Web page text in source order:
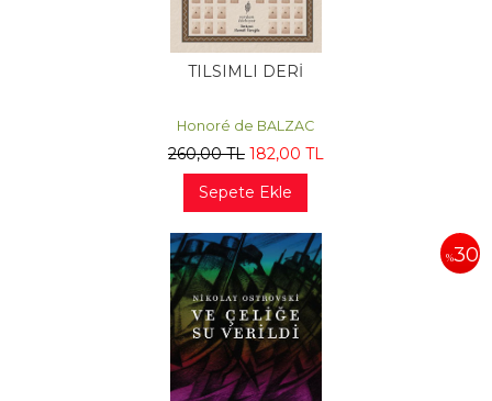
TILSIMLI DERİ
Honoré de BALZAC
260,00TL 182,00 TL
Sepete Ekle
%30